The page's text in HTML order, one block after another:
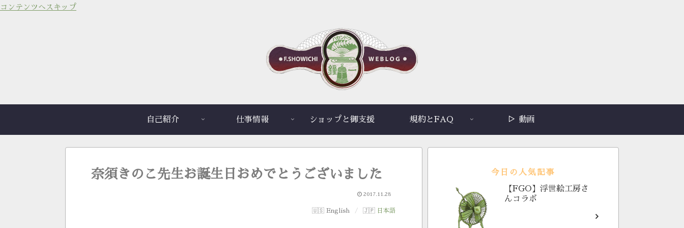
コンテンツへスキップ
自己紹介 仕事情報 ショップと御支援 規約とFAQ ▷ 動画
奈須きのこ先生お誕生日おめでとうございました
2017.11.28
English 日本語
今日の人気記事
【FGO】浮世絵工房さ
んコラボ